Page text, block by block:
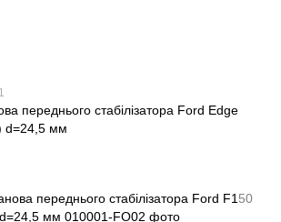
переднього стабілізатора Ford Edge
d=24,5 мм